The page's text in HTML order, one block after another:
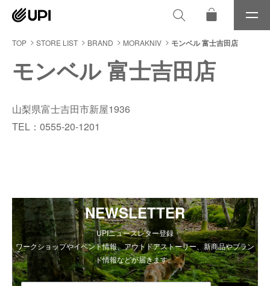
メ
ニ
TOP STORE LIST BRAND MORAKNIV モンベル 富士吉田店
モンベル 富士吉田店
山梨県富士吉田市新屋1936
TEL：0555-20-1201
NEWSLETTER
UPIニュースレター登録
ワークショップやイベント情報、アウトドアストーリー、新商品やブラン
ド情報などが届きます。